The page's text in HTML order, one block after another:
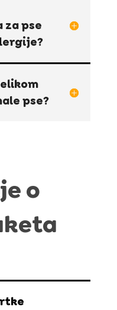
za pse
pse?
o